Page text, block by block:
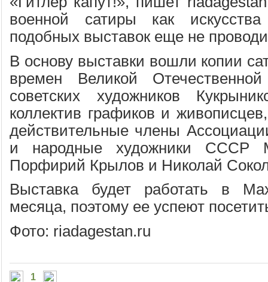
военной сатиры как
подобных выставок еще не
В основу выставки вошли копии
времен Великой
советских художников
коллектив графиков и
действительные члены
и народные художники СССР
Порфирий Крылов и Николай
Выставка будет работать в
месяца, поэтому ее успеют
Фото: riadagestan.ru
1